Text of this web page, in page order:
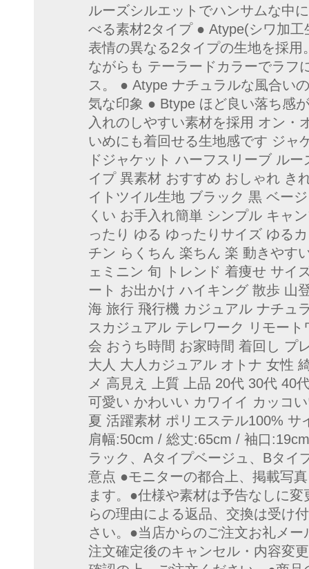
ルーズシルエットでハンサムな中
べる素材2タイプ ● Atype(シワ加
表情の異なる2タイプの生地を採
ながらも テーラードカラーでラフ
ス。 ● Atype ナチュラルな風合い
気な印象 ● Btype ほど良い落ち感
入れのしやすい素材を採用 オン・
いめにも着回せる生地感です ジャ
ドジャケット ハーフスリーブ ル
イプ 異素材 おすすめ おしゃれ き
イトツイル生地 ブラック 黒 ベー
くい お手入れ簡単 シンプル キャ
ったり ゆる ゆったりサイズ ゆる
チン らくちん 楽ちん 楽 動きやす
ェミニン 旬 トレンド 着痩せ サイ
ート お出かけ ハイキング 散歩 山
海 旅行 飛行機 カジュアル ナチュ
スカジュアル テレワーク リモー
会 おうち時間 お家時間 着回し プ
大人 大人カジュアル オトナ 女性
メ 高見え 上質 上品 20代 30代 40
可愛い かわいい カワイイ カッコ
夏 活躍素材 ポリエステル100%
肩幅:50cm / 総丈:65cm / 袖口
ラック、Aタイプベージュ、Bタイ
意点 ●モニターの都合上、掲載写
ます。●仕様や素材は予告なしに
らの理由による返品、交換は受け
さい。●当店からのご注文お礼メ
注文確定後のキャンセル・内容変